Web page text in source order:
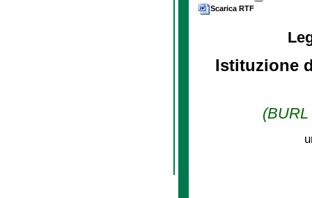
Scarica RTF
Istituzione